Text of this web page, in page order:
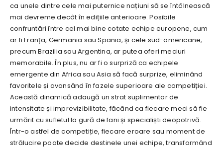
ca unele dintre cele mai puternice națiuni să se întâlnească
mai devreme decât în edițiile anterioare. Posibile
confruntări între cel mai bine cotate echipe europene, cum
ar fi Franța, Germania sau Spania, și cele sud-americane,
precum Brazilia sau Argentina, ar putea oferi meciuri
memorabile. În plus, nu ar fi o surpriză ca echipele
emergente din Africa sau Asia să facă surprize, eliminând
favoritele și avansând în fazele superioare ale competiției.
Această dinamică adaugă un strat suplimentar de
intensitate și imprevizibilitate, făcând ca fiecare meci să fie
urmărit cu sufletul la gură de fani și specialiști deopotrivă.
Într-o astfel de competiție, fiecare eroare sau moment de
strălucire poate decide destinele unei echipe, transformând